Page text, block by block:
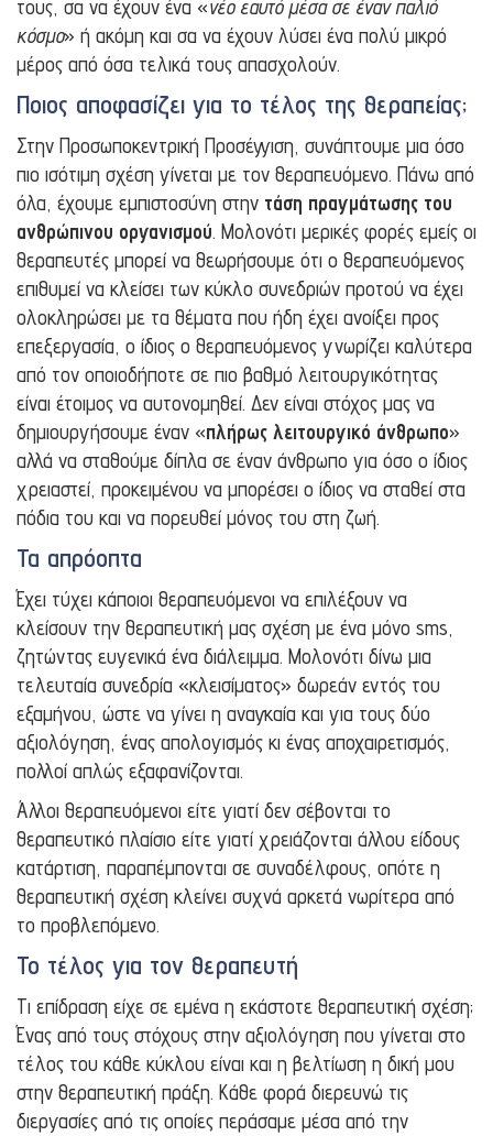
τους, σα να έχουν ένα «νέο εαυτό μέσα σε έναν παλιό
κόσμο» ή ακόμη και σα να έχουν λύσει ένα πολύ μικρό
μέρος από όσα τελικά τους απασχολούν.
Ποιος αποφασίζει για το τέλος της θεραπείας;
Στην Προσωποκεντρική Προσέγγιση, συνάπτουμε μια όσο
πιο ισότιμη σχέση γίνεται με τον θεραπευόμενο. Πάνω από
όλα, έχουμε εμπιστοσύνη στην τάση πραγμάτωσης του
ανθρώπινου οργανισμού. Μολονότι μερικές φορές εμείς οι
θεραπευτές μπορεί να θεωρήσουμε ότι ο θεραπευόμενος
επιθυμεί να κλείσει των κύκλο συνεδριών προτού να έχει
ολοκληρώσει με τα θέματα που ήδη έχει ανοίξει προς
επεξεργασία, ο ίδιος ο θεραπευόμενος γνωρίζει καλύτερα
από τον οποιοδήποτε σε πιο βαθμό λειτουργικότητας
είναι έτοιμος να αυτονομηθεί. Δεν είναι στόχος μας να
δημιουργήσουμε έναν «πλήρως λειτουργικό άνθρωπο»
αλλά να σταθούμε δίπλα σε έναν άνθρωπο για όσο ο ίδιος
χρειαστεί, προκειμένου να μπορέσει ο ίδιος να σταθεί στα
πόδια του και να πορευθεί μόνος του στη ζωή.
Τα απρόοπτα
Έχει τύχει κάποιοι θεραπευόμενοι να επιλέξουν να
κλείσουν την θεραπευτική μας σχέση με ένα μόνο sms,
ζητώντας ευγενικά ένα διάλειμμα. Μολονότι δίνω μια
τελευταία συνεδρία «κλεισίματος» δωρεάν εντός του
εξαμήνου, ώστε να γίνει η αναγκαία και για τους δύο
αξιολόγηση, ένας απολογισμός κι ένας αποχαιρετισμός,
πολλοί απλώς εξαφανίζονται.
Άλλοι θεραπευόμενοι είτε γιατί δεν σέβονται το
θεραπευτικό πλαίσιο είτε γιατί χρειάζονται άλλου είδους
κατάρτιση, παραπέμπονται σε συναδέλφους, οπότε η
θεραπευτική σχέση κλείνει συχνά αρκετά νωρίτερα από
το προβλεπόμενο.
Το τέλος για τον θεραπευτή
Τι επίδραση είχε σε εμένα η εκάστοτε θεραπευτική σχέση;
Ένας από τους στόχους στην αξιολόγηση που γίνεται στο
τέλος του κάθε κύκλου είναι και η βελτίωση η δική μου
στην θεραπευτική πράξη. Κάθε φορά διερευνώ τις
διεργασίες από τις οποίες περάσαμε μέσα από την